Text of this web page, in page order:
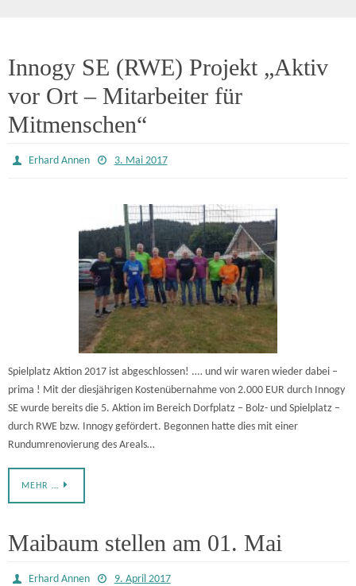
Innogy SE (RWE) Projekt „Aktiv
vor Ort – Mitarbeiter für
Mitmenschen“
Erhard Annen 3. Mai 2017
Spielplatz Aktion 2017 ist abgeschlossen! .… und wir waren wieder dabei –
prima ! Mit der diesjährigen Kostenübernahme von 2.000 EUR durch Innogy
SE wurde bereits die 5. Aktion im Bereich Dorfplatz – Bolz- und Spielplatz –
durch RWE bzw. Innogy gefördert. Begonnen hatte dies mit einer
Rundumrenovierung des Areals…
MEHR …
Maibaum stellen am 01. Mai
Erhard Annen 9. April 2017